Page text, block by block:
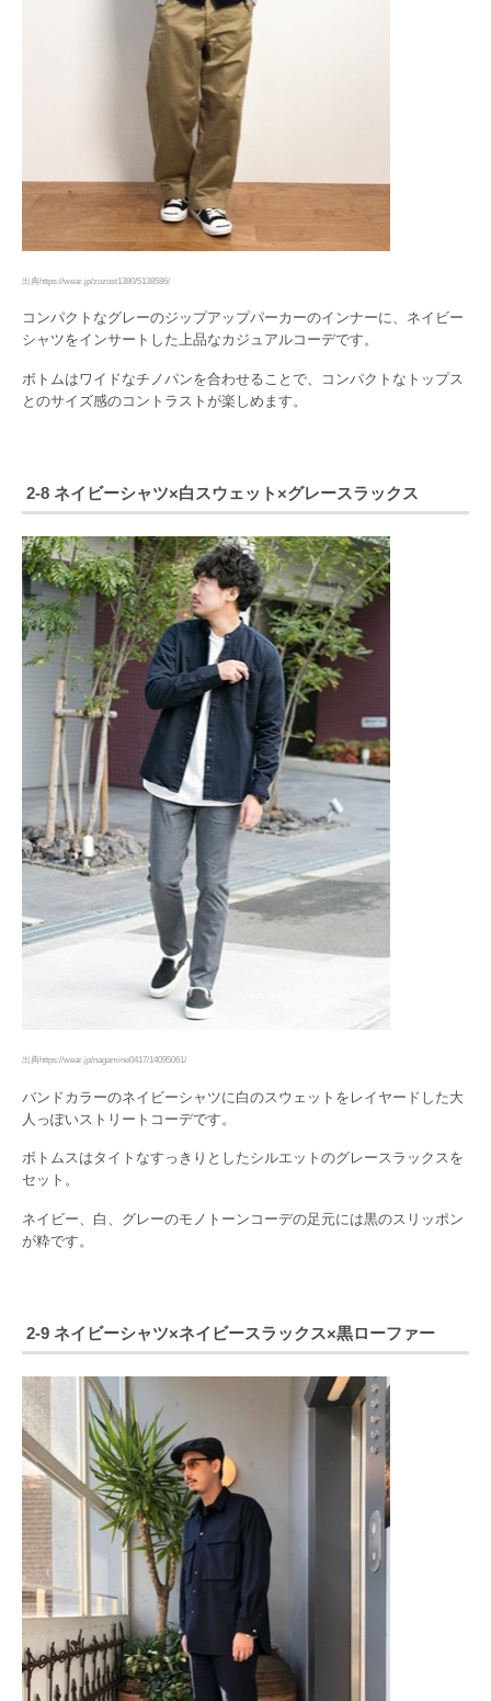
出典https://wear.jp/zozost1380/5138586/
コンパクトなグレーのジップアップパーカーのインナーに、ネイビー
シャツをインサートした上品なカジュアルコーデです。
ボトムはワイドなチノパンを合わせることで、コンパクトなトップス
とのサイズ感のコントラストが楽しめます。
2-8 ネイビーシャツ×白スウェット×グレースラックス
出典https://wear.jp/nagamine0417/14095061/
バンドカラーのネイビーシャツに白のスウェットをレイヤードした大
人っぽいストリートコーデです。
ボトムスはタイトなすっきりとしたシルエットのグレースラックスを
セット。
ネイビー、白、グレーのモノトーンコーデの足元には黒のスリッポン
が粋です。
2-9 ネイビーシャツ×ネイビースラックス×黒ローファー